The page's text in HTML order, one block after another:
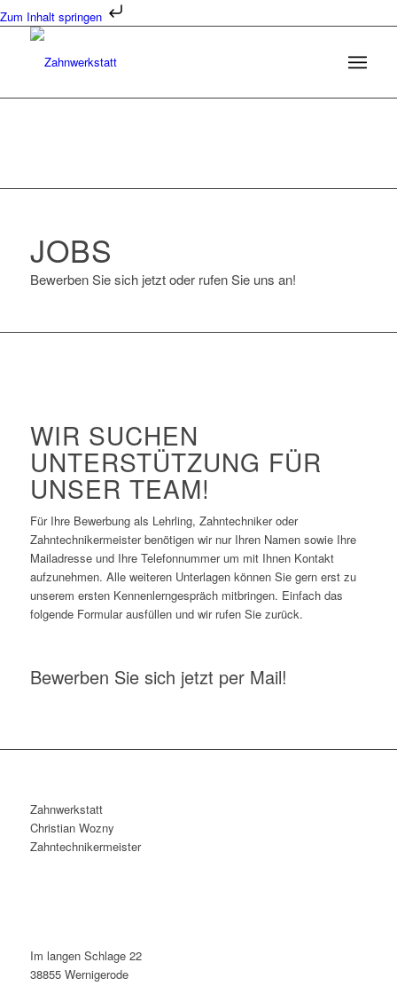
Zum Inhalt springen
JOBS
Bewerben Sie sich jetzt oder rufen Sie uns an!
WIR SUCHEN
UNTERSTÜTZUNG FÜR
UNSER TEAM!
Für Ihre Bewerbung als Lehrling, Zahntechniker oder
Zahntechnikermeister benötigen wir nur Ihren Namen sowie Ihre
Mailadresse und Ihre Telefonnummer um mit Ihnen Kontakt
aufzunehmen. Alle weiteren Unterlagen können Sie gern erst zu
unserem ersten Kennenlerngespräch mitbringen. Einfach das
folgende Formular ausfüllen und wir rufen Sie zurück.
Bewerben Sie sich jetzt per Mail!
Zahnwerkstatt
Christian Wozny
Zahntechnikermeister
Im langen Schlage 22
38855 Wernigerode